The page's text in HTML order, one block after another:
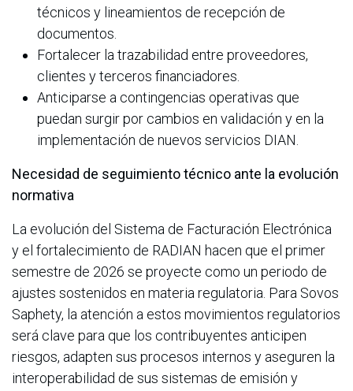
técnicos y lineamientos de recepción de
documentos.
Fortalecer la trazabilidad entre proveedores,
clientes y terceros financiadores.
Anticiparse a contingencias operativas que
puedan surgir por cambios en validación y en la
implementación de nuevos servicios DIAN.
Necesidad de seguimiento técnico ante la evolución
normativa
La evolución del Sistema de Facturación Electrónica
y el fortalecimiento de RADIAN hacen que el primer
semestre de 2026 se proyecte como un periodo de
ajustes sostenidos en materia regulatoria. Para Sovos
Saphety, la atención a estos movimientos regulatorios
será clave para que los contribuyentes anticipen
riesgos, adapten sus procesos internos y aseguren la
interoperabilidad de sus sistemas de emisión y